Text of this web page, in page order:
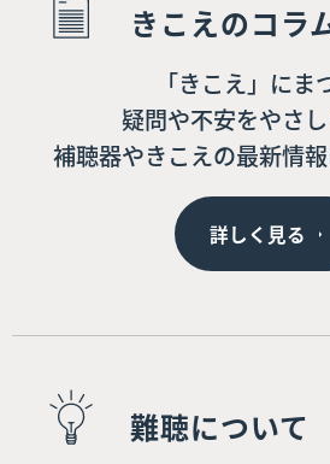
きこえのコラ
「きこえ」にま
疑問や不安をやさし
補聴器やきこえの最新情報
詳しく見る
難聴について